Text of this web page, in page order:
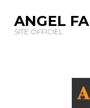
ANGEL
SITE OFFICIEL